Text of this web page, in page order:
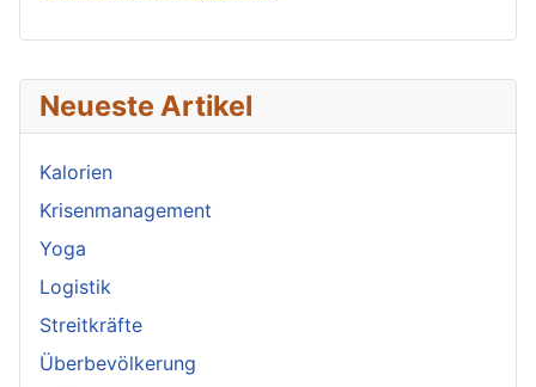
Neueste Artikel
Kalorien
Krisenmanagement
Yoga
Logistik
Streitkräfte
Überbevölkerung